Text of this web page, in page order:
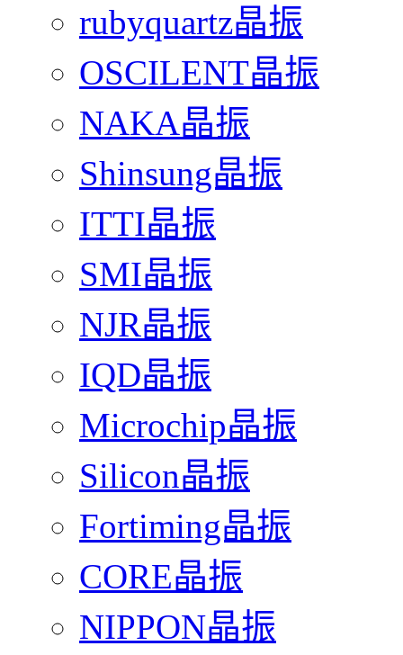
rubyquartz晶振
OSCILENT晶振
NAKA晶振
Shinsung晶振
ITTI晶振
SMI晶振
NJR晶振
IQD晶振
Microchip晶振
Silicon晶振
Fortiming晶振
CORE晶振
NIPPON晶振